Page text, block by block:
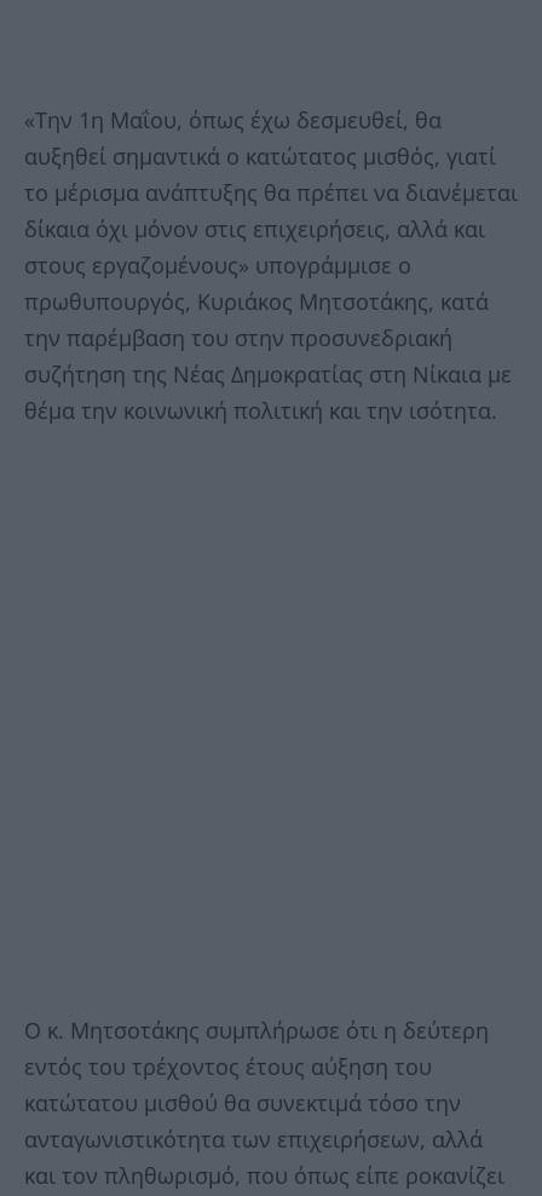
«Την 1η Μαΐου, όπως έχω δεσμευθεί, θα
αυξηθεί σημαντικά ο κατώτατος μισθός, γιατί
το μέρισμα ανάπτυξης θα πρέπει να διανέμεται
δίκαια όχι μόνον στις επιχειρήσεις, αλλά και
στους εργαζομένους» υπογράμμισε ο
πρωθυπουργός, Κυριάκος Μητσοτάκης, κατά
την παρέμβαση του στην προσυνεδριακή
συζήτηση της Νέας Δημοκρατίας στη Νίκαια με
θέμα την κοινωνική πολιτική και την ισότητα.
Ο κ. Μητσοτάκης συμπλήρωσε ότι η δεύτερη
εντός του τρέχοντος έτους αύξηση του
κατώτατου μισθού θα συνεκτιμά τόσο την
ανταγωνιστικότητα των επιχειρήσεων, αλλά
και τον πληθωρισμό, που όπως είπε ροκανίζει